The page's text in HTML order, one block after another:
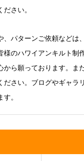
さい。
、パターンご依頼などは
様のハワイアンキルト制
から願っております。ま
ださい。ブログやギャラ
。